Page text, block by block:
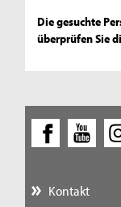
Die gesuchte
überprüfen Sie
Kontakt